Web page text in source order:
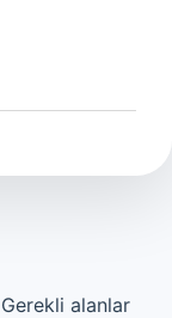
Gerekli alanlar